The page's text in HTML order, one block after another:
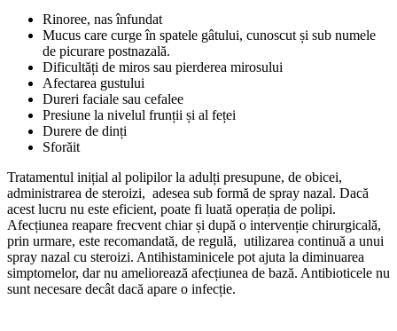
Rinoree, nas înfundat
Mucus care curge în spatele gâtului, cunoscut și sub numele
de picurare postnazală.
Dificultăți de miros sau pierderea mirosului
Afectarea gustului
Dureri faciale sau cefalee
Presiune la nivelul frunții și al feței
Durere de dinți
Sforăit
Tratamentul inițial al polipilor la adulți presupune, de obicei,
administrarea de steroizi, adesea sub formă de spray nazal. Dacă
acest lucru nu este eficient, poate fi luată operația de polipi.
Afecțiunea reapare frecvent chiar și după o intervenție chirurgicală,
prin urmare, este recomandată, de regulă, utilizarea continuă a unui
spray nazal cu steroizi. Antihistaminicele pot ajuta la diminuarea
simptomelor, dar nu ameliorează afecțiunea de bază. Antibioticele nu
sunt necesare decât dacă apare o infecție.